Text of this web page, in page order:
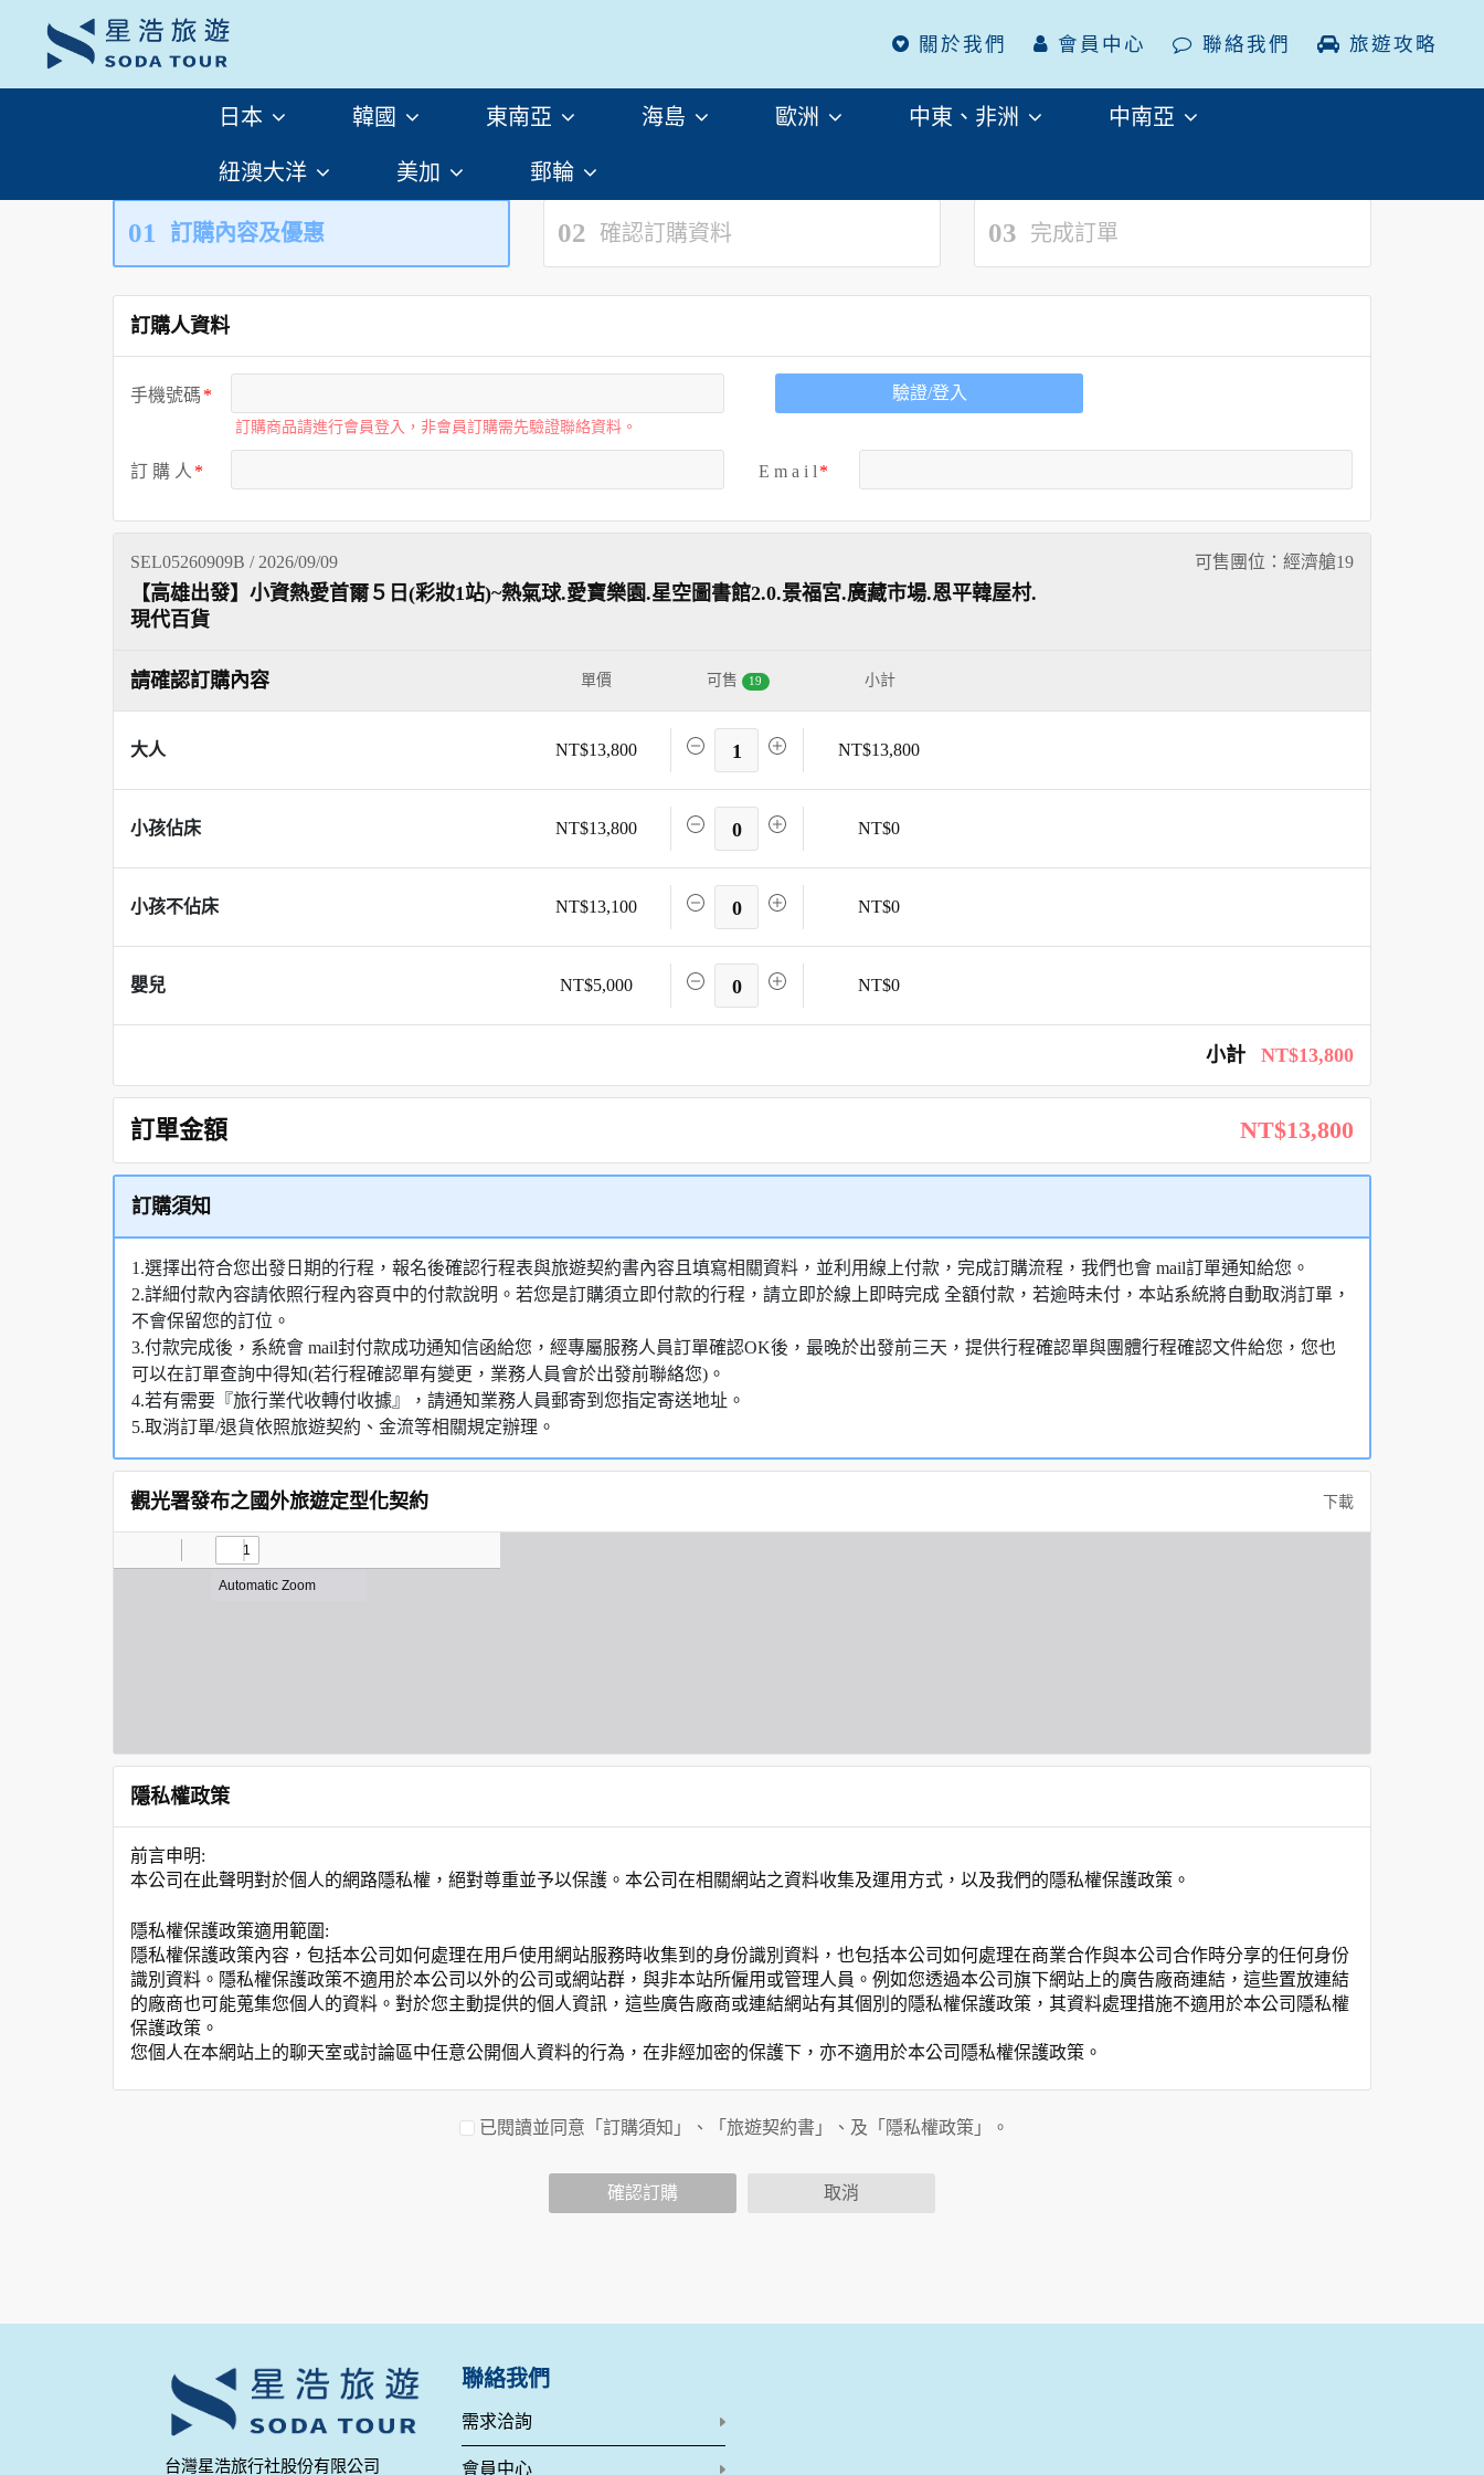
關於我們 會員中心 聯絡我們 旅遊攻略
日本 韓國 東南亞 海島 歐洲 中東、非洲
中南亞
紐澳大洋
美加 郵輪
01 訂購內容及優惠 02 確認訂購資料 03 完成訂單
訂購人資料
手機號碼
訂購商品請進行會員登入，非會員訂購需先驗證聯絡資料。
驗證/登入
訂 購 人 E m a i l
SEL05260909B / 2026/09/09 可售團位：經濟艙19
【高雄出發】小資熱愛首爾５日(彩妝1站)~熱氣球.愛寶樂園.星空圖書館2.0.景福宮.廣藏市場.恩平韓屋村.
現代百貨
請確認訂購內容 單價 可售 19 小計
大人 NT$13,800 1 NT$13,800
小孩佔床 NT$13,800 0 NT$0
小孩不佔床 NT$13,100 0 NT$0
嬰兒 NT$5,000 0 NT$0
小計 NT$13,800
訂單金額 NT$13,800
訂購須知
1.選擇出符合您出發日期的行程，報名後確認行程表與旅遊契約書內容且填寫相關資料，並利用線上付款，完成訂購流程，我們也會 mail訂單通知給您。
2.詳細付款內容請依照行程內容頁中的付款說明。若您是訂購須立即付款的行程，請立即於線上即時完成 全額付款，若逾時未付，本站系統將自動取消訂單，
不會保留您的訂位。
3.付款完成後，系統會 mail封付款成功通知信函給您，經專屬服務人員訂單確認OK後，最晚於出發前三天，提供行程確認單與團體行程確認文件給您，您也
可以在訂單查詢中得知(若行程確認單有變更，業務人員會於出發前聯絡您)。
4.若有需要『旅行業代收轉付收據』，請通知業務人員郵寄到您指定寄送地址。
5.取消訂單/退貨依照旅遊契約、金流等相關規定辦理。
觀光署發布之國外旅遊定型化契約 下載
隱私權政策
前言申明:
本公司在此聲明對於個人的網路隱私權，絕對尊重並予以保護。本公司在相關網站之資料收集及運用方式，以及我們的隱私權保護政策。
隱私權保護政策適用範圍:
隱私權保護政策內容，包括本公司如何處理在用戶使用網站服務時收集到的身份識別資料，也包括本公司如何處理在商業合作與本公司合作時分享的任何身份
識別資料。隱私權保護政策不適用於本公司以外的公司或網站群，與非本站所僱用或管理人員。例如您透過本公司旗下網站上的廣告廠商連結，這些置放連結
的廠商也可能蒐集您個人的資料。對於您主動提供的個人資訊，這些廣告廠商或連結網站有其個別的隱私權保護政策，其資料處理措施不適用於本公司隱私權
保護政策。
您個人在本網站上的聊天室或討論區中任意公開個人資料的行為，在非經加密的保護下，亦不適用於本公司隱私權保護政策。
為了在本網站提供您最佳的互動性服務，可能會請您提供相關個人的資料，其範圍如下：
於一般瀏覽時，伺服器會自行記錄相關行徑，包括您使用連線設備的 IP 位址、使用時間、使用的瀏覽器、瀏覽及點選資料記錄等，做為我們增進網站服務的
當客戶在本網站註冊時，我們會取得您的姓名、電話、住址、身份證字號、電子郵件、出生日期、性別、行業等相關資料，當您註冊成功，並登入使用我們的
登入使用我們的服務後，本網站即取得您的資料。
其他除了上述，會保留您在上網瀏覽或查詢時，伺服器自行產生的相關記錄，包括您使用連線設備的 IP 位址、使用時間、使用的瀏覽器、瀏覽及點選資料紀
錄等。本網站會對個別連線者的瀏覽器予以標示，歸納使用者瀏覽器在本網站內部所瀏覽的網頁，除非您願意告知您的個人資料，否則本網站不會也無法將此
項記錄和您對應。請您注意，在本網站網刊登廣告之廠商，或與連結本網站，也可能蒐集您個人的資料。對於您主動提供的個人資訊，這些廣告廠商、或連結
網站有其個別的私權保護政策，其資料處理措施不適用本網站隱私權保護政策，本公司不負任何連帶責任。
已閱讀並同意「訂購須知」、「旅遊契約書」、及「隱私權政策」。
確認訂購 取消
台灣星浩旅行社股份有限公司
聯絡我們
需求洽詢
會員中心